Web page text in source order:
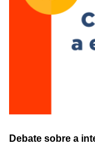
Debate sobre a